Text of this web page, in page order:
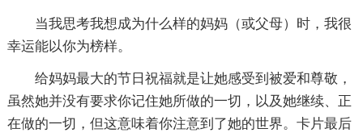
当我思考我想成为什么样的妈妈（或父母）时，我很
幸运能以你为榜样。
给妈妈最大的节日祝福就是让她感受到被爱和尊敬，
虽然她并没有要求你记住她所做的一切，以及她继续、正
在做的一切，但这意味着你注意到了她的世界。卡片最后